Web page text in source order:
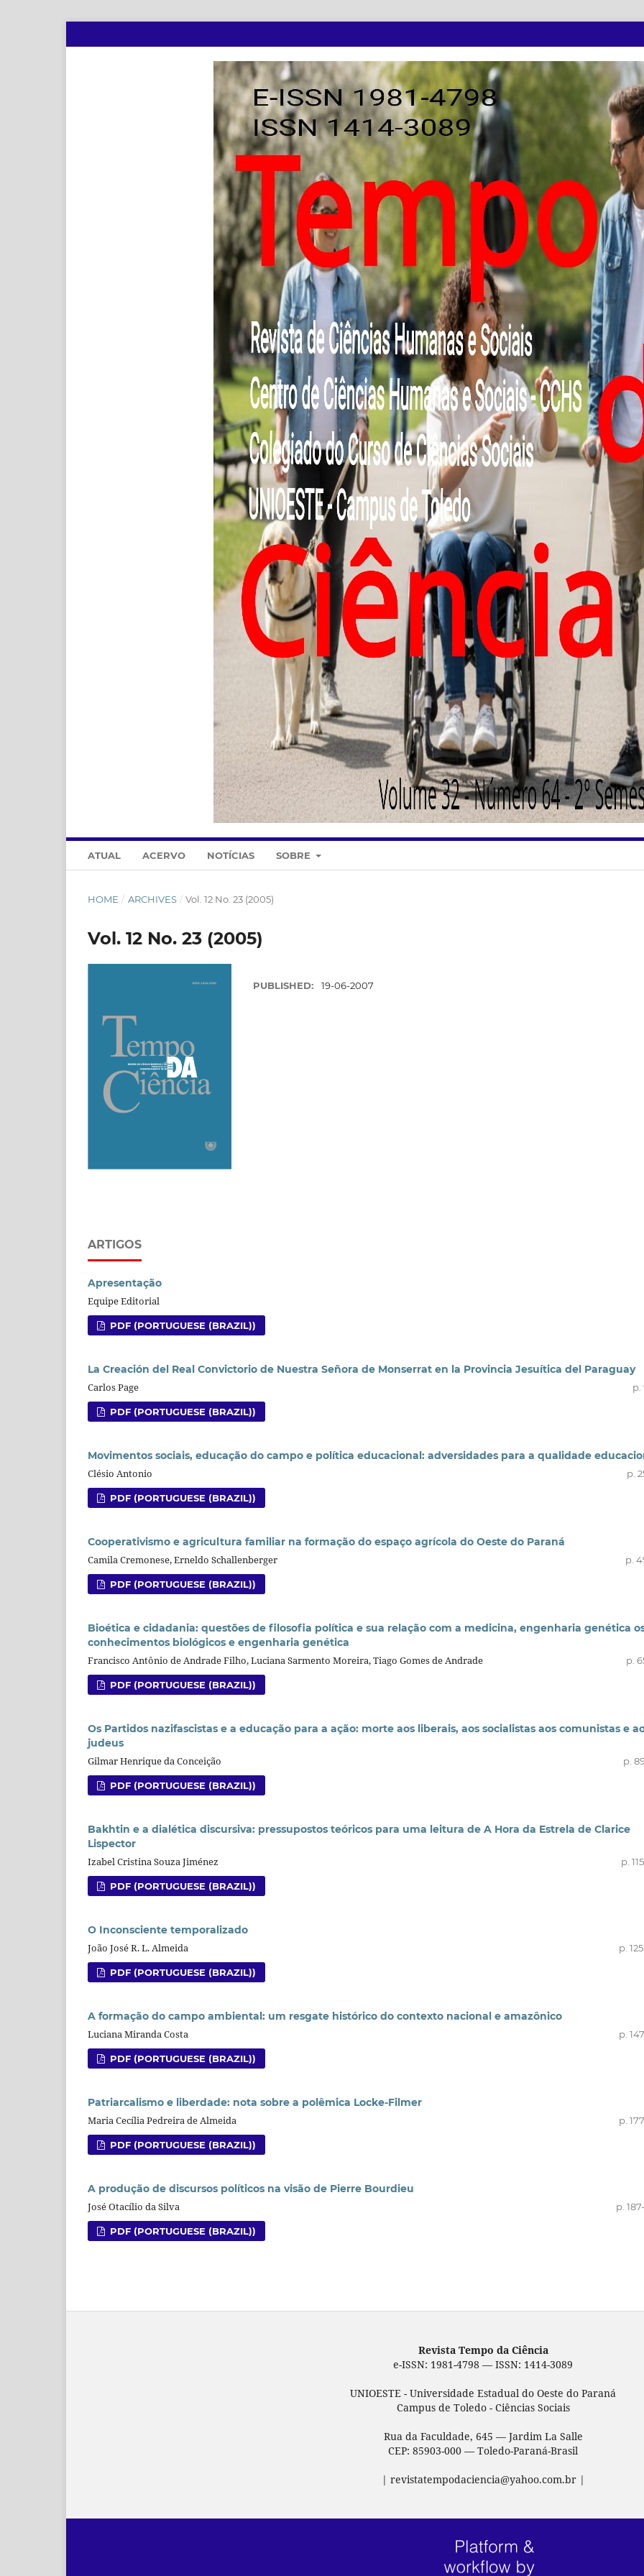
ATUAL ACERVO NOTÍCIAS SOBRE
HOME / ARCHIVES / Vol. 12 No. 23 (2005)
Vol. 12 No. 23 (2005)
PUBLISHED: 19-06-2007
ARTIGOS
Apresentação
Equipe Editorial
PDF (PORTUGUESE (BRAZIL))
La Creación del Real Convictorio de Nuestra Señora de Monserrat en la Provincia Jesuítica del Paraguay
Carlos Page
p.
PDF (PORTUGUESE (BRAZIL))
Movimentos sociais, educação do campo e política educacional: adversidades para a qualidade
Clésio Antonio
p.
PDF (PORTUGUESE (BRAZIL))
Cooperativismo e agricultura familiar na formação do espaço agrícola do Oeste do Paraná
Camila Cremonese, Erneldo Schallenberger
p.
PDF (PORTUGUESE (BRAZIL))
Bioética e cidadania: questões de filosofia política e sua relação com a medicina, engenharia genética
conhecimentos biológicos e engenharia genética
Francisco Antônio de Andrade Filho, Luciana Sarmento Moreira, Tiago Gomes de Andrade
p.
PDF (PORTUGUESE (BRAZIL))
Os Partidos nazifascistas e a educação para a ação: morte aos liberais, aos socialistas aos comunistas e
judeus
Gilmar Henrique da Conceição
p.
PDF (PORTUGUESE (BRAZIL))
Bakhtin e a dialética discursiva: pressupostos teóricos para uma leitura de A Hora da Estrela de Clarice
Lispector
Izabel Cristina Souza Jiménez
p.
PDF (PORTUGUESE (BRAZIL))
O Inconsciente temporalizado
João José R. L. Almeida
p.
PDF (PORTUGUESE (BRAZIL))
A formação do campo ambiental: um resgate histórico do contexto nacional e amazônico
Luciana Miranda Costa
p.
PDF (PORTUGUESE (BRAZIL))
Patriarcalismo e liberdade: nota sobre a polêmica Locke-Filmer
Maria Cecília Pedreira de Almeida
p.
PDF (PORTUGUESE (BRAZIL))
A produção de discursos políticos na visão de Pierre Bourdieu
José Otacílio da Silva
p.
PDF (PORTUGUESE (BRAZIL))
Revista Tempo da Ciência
e-ISSN: 1981-4798 — ISSN: 1414-3089
UNIOESTE - Universidade Estadual do Oeste do Paraná
Campus de Toledo - Ciências Sociais
Rua da Faculdade, 645 — Jardim La Salle
CEP: 85903-000 — Toledo-Paraná-Brasil
| revistatempodaciencia@yahoo.com.br |